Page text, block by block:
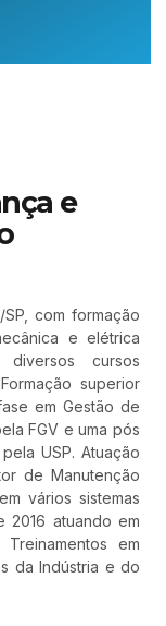
e
com formação
e elétrica
diversos cursos
superior
em Gestão de
FGV e uma pós
USP. Atuação
de Manutenção
vários sistemas
2016 atuando em
em
da Indústria e do